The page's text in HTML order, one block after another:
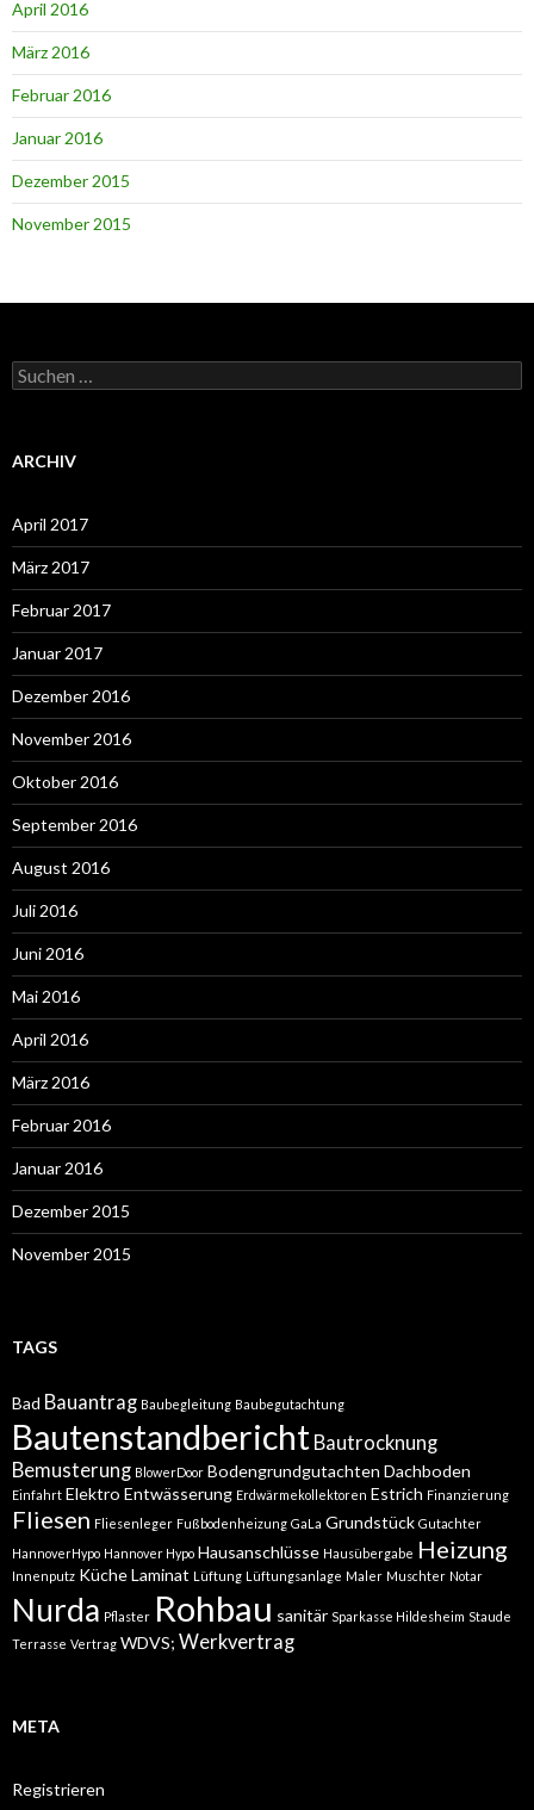
April 2016
März 2016
Februar 2016
Januar 2016
Dezember 2015
November 2015
Suchen
nach:
ARCHIV
April 2017
März 2017
Februar 2017
Januar 2017
Dezember 2016
November 2016
Oktober 2016
September 2016
August 2016
Juli 2016
Juni 2016
Mai 2016
April 2016
März 2016
Februar 2016
Januar 2016
Dezember 2015
November 2015
TAGS
Bad Bauantrag Baubegleitung Baubegutachtung
Bautenstandbericht Bautrocknung
Bemusterung BlowerDoor Bodengrundgutachten Dachboden
Einfahrt Elektro Entwässerung Erdwärmekollektoren Estrich Finanzierung
Fliesen Fliesenleger Fußbodenheizung GaLa Grundstück Gutachter
HannoverHypo Hannover Hypo Hausanschlüsse Hausübergabe Heizung
Innenputz KücheLaminat Lüftung Lüftungsanlage Maler Muschter Notar
Nurda Pflaster Rohbau sanitär Sparkasse Hildesheim Staude
Terrasse Vertrag WDVS; Werkvertrag
META
Registrieren